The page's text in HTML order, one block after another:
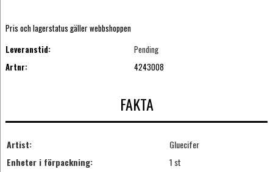
Pris och lagerstatus gäller webbshoppen
Leveranstid:
Pending
Artnr:
4243008
FAKTA
Artist:
Gluecifer
Enheter i förpackning:
1 st